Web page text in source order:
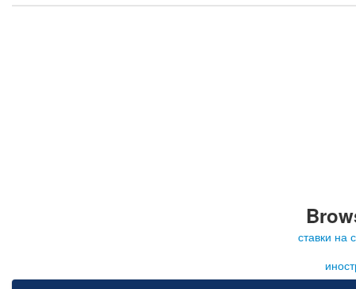
ставки на